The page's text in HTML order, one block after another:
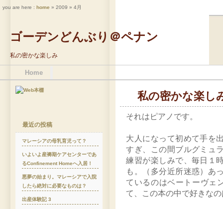
ゴーデンどんぶり＠ペナン
私の密かな楽しみ
Home
私の密かな楽し
それはピアノです。
大人になって初めて手を
すぎ、この間ブルグミュ
練習が楽しみで、毎日１
も。（多分近所迷惑）あ
ているのはベートーヴェ
て、この本の中で好きな
最近の投稿
マレーシアの母乳育児って？
いよいよ産褥期ケアセンターであ
るConfinement Homeへ入居！
悪夢の始まり。マレーシアで入院
したら絶対に必要なものは？
出産体験記 3
you are here : home » 2009 » 4月